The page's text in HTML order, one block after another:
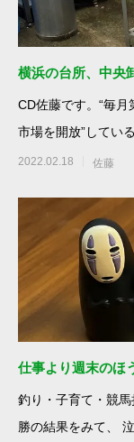
横浜の台所、中央
CD佐藤です。“毎
市場を開放”してい
横浜中央卸売
2022.02.18 佐藤
仕事より週末のほ
釣り・子育て・競
勝の結果をみて、